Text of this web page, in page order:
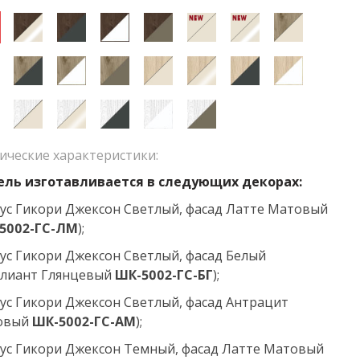
характеристики:
изготавливается в следующих декорах:
Гикори Джексон Светлый, фасад Латте Матовый
-ГС-ЛМ);
Гикори Джексон Светлый, фасад Белый
Глянцевый ШК-5002-ГС-БГ);
Гикори Джексон Светлый, фасад Антрацит
ШК-5002-ГС-АМ);
Гикори Джексон Темный, фасад Латте Матовый